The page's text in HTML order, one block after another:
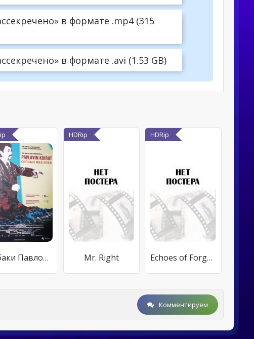
в формате .mp4 (315
в формате .avi (1.53 GB)
Собаки Павлова
HDRip
Mr. Right
HDRip
Echoes of Forgotten Places
Комментируем